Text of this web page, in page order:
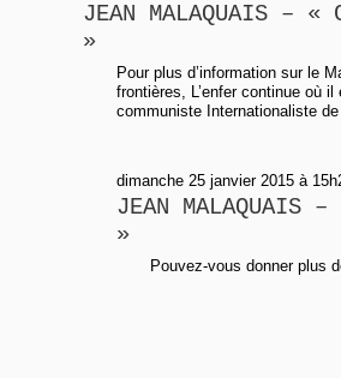
JEAN MALAQUAIS – «
»
Pour plus d’information sur le
frontières, L’enfer continue où
communiste Internationaliste
dimanche 25 janvier 2015 à
JEAN MALAQUAIS –
»
Pouvez-vous donner plus